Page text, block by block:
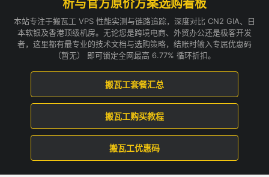
析与官方原价方案选购看板
本站专注于搬瓦工 VPS 性能实测与链路追踪，深度对比 CN2 GIA、日
本软银及香港顶级机房。无论您是跨境电商、外贸办公还是极客开发
者，这里都有最专业的技术文档与选购策略，结账时输入专属优惠码
（暂无） 即可锁定全网最高 6.77% 循环折扣。
搬瓦工套餐汇总
搬瓦工购买教程
搬瓦工优惠码